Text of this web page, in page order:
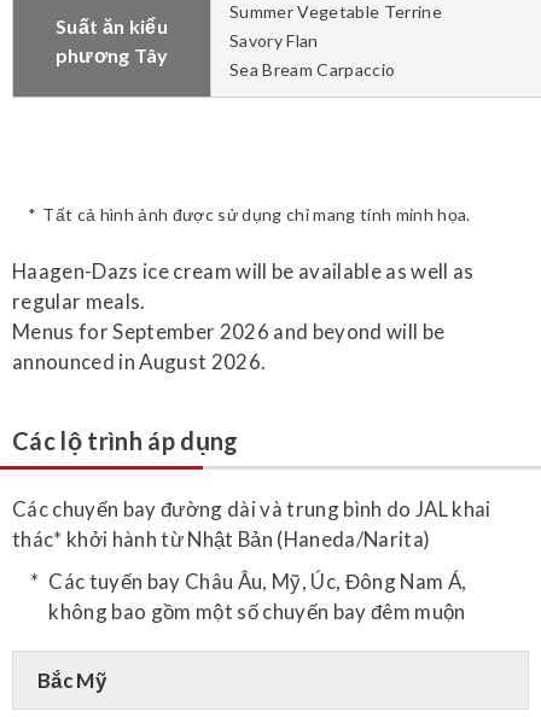
Suất ăn kiểu
phương Tây
Summer Vegetable Terrine
Savory Flan
Sea Bream Carpaccio
Tất cả hình ảnh được sử dụng chỉ mang tính minh họa.
Haagen-Dazs ice cream will be available as well as
regular meals.
Menus for September 2026 and beyond will be
announced in August 2026.
Các lộ trình áp dụng
Các chuyến bay đường dài và trung bình do JAL khai
thác* khởi hành từ Nhật Bản (Haneda/Narita)
Các tuyến bay Châu Âu, Mỹ, Úc, Đông Nam Á,
không bao gồm một số chuyến bay đêm muộn
Bắc Mỹ